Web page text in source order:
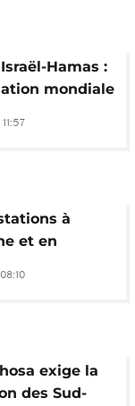
Hamas :
mondiale
de
Sumud
à
et en
en soutien à
exige la
des Sud-